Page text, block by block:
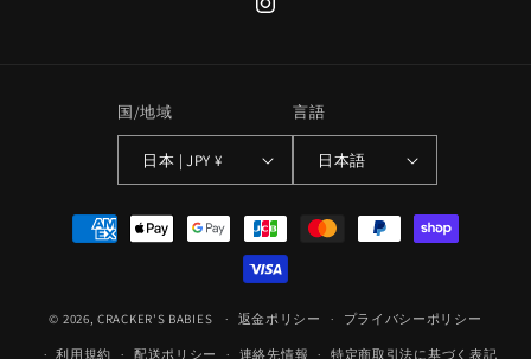
Instagram
国/地域
日本 | JPY ¥
言語
日本語
法
© 2026,CRACKER'S BABIES 返金ポリシー プライバシーポリシー
利用規約 配送ポリシー 連絡先情報 特定商取引法に基づく表記